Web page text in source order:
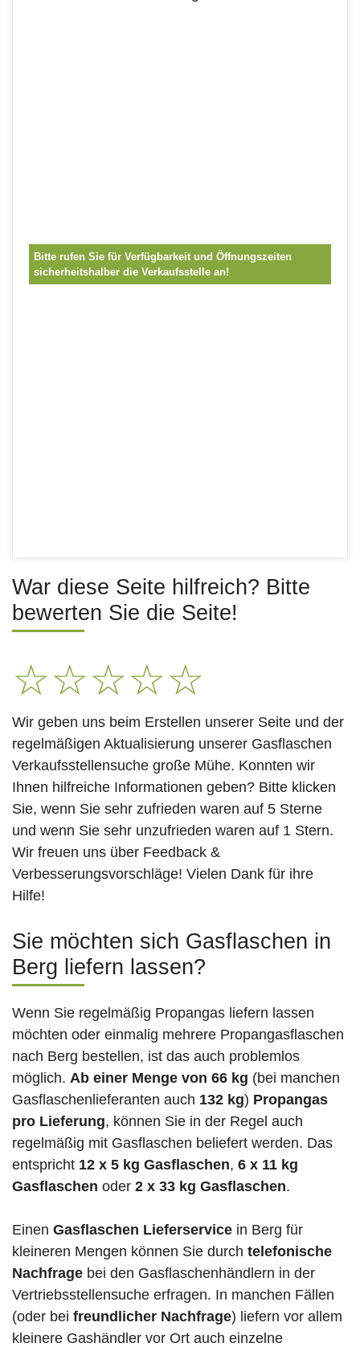
Bitte rufen Sie für Verfügbarkeit und Öffnungszeiten
sicherheitshalber die Verkaufsstelle an!
War diese Seite hilfreich? Bitte
bewerten Sie die Seite!
☆☆☆☆☆
Wir geben uns beim Erstellen unserer Seite und der
regelmäßigen Aktualisierung unserer Gasflaschen
Verkaufsstellensuche große Mühe. Konnten wir
Ihnen hilfreiche Informationen geben? Bitte klicken
Sie, wenn Sie sehr zufrieden waren auf 5 Sterne
und wenn Sie sehr unzufrieden waren auf 1 Stern.
Wir freuen uns über Feedback &
Verbesserungsvorschläge! Vielen Dank für ihre
Hilfe!
Sie möchten sich Gasflaschen in
Berg liefern lassen?
Wenn Sie regelmäßig Propangas liefern lassen
möchten oder einmalig mehrere Propangasflaschen
nach Berg bestellen, ist das auch problemlos
möglich. Ab einer Menge von 66 kg (bei manchen
Gasflaschenlieferanten auch 132 kg) Propangas
pro Lieferung, können Sie in der Regel auch
regelmäßig mit Gasflaschen beliefert werden. Das
entspricht 12 x 5 kg Gasflaschen, 6 x 11 kg
Gasflaschen oder 2 x 33 kg Gasflaschen.
Einen Gasflaschen Lieferservice in Berg für
kleineren Mengen können Sie durch telefonische
Nachfrage bei den Gasflaschenhändlern in der
Vertriebsstellensuche erfragen. In manchen Fällen
(oder bei freundlicher Nachfrage) liefern vor allem
kleinere Gashändler vor Ort auch einzelne